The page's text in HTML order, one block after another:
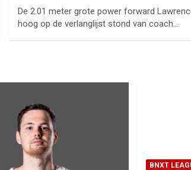
De 2.01 meter grote power forward
hoog op de verlanglijst stond van coach…
BNXT